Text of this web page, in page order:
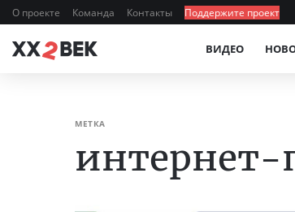
О проекте Команда Контакты Поддержите проект
ВИДЕО
МЕТКА
интернет-